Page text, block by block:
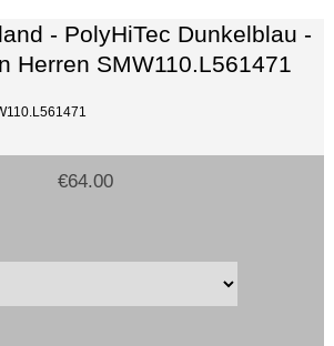
- PolyHiTec Dunkelblau -
Herren SMW110.L561471
€64.00